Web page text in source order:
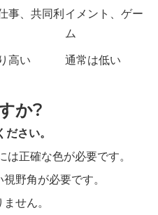
事、共同利 イメント、ゲー
ム
高い 通常は低い
か?
さい。
正確な色が必要です。
野角が必要です。
せん。